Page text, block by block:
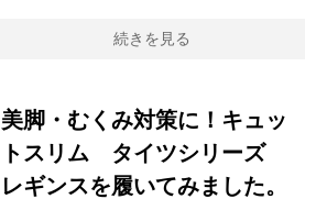
続きを見る
美脚・むくみ対策に！キュッ
トスリム タイツシリーズ
レギンスを履いてみました。